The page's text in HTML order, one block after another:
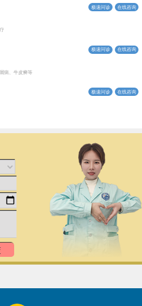
极速问诊 在线咨询
病、牛皮癣等
极速问诊 在线咨询
极速问诊 在线咨询